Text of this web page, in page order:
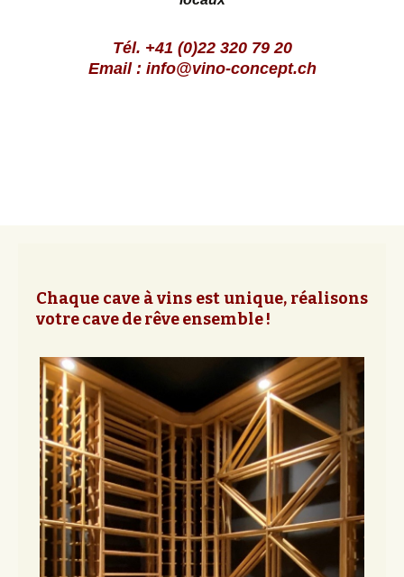
Tél. +41 (0)22 320 79 20
Email : info@vino-concept.ch
Chaque cave à vins est unique, réalisons
votre cave de rêve ensemble !